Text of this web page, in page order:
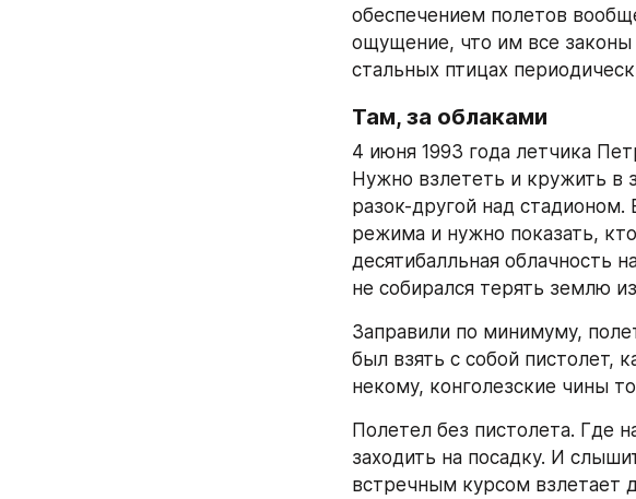
обеспечением полетов
ощущение, что им все законы
стальных птицах
Там, за облаками
4 июня 1993 года летчика
Нужно взлететь и кружить в
разок-другой над
режима и нужно показать,
десятибалльная облачность
не собирался терять землю
Заправили по минимуму,
был взять с собой пистолет,
некому, конголезские чины
Полетел без пистолета. Где
заходить на посадку. И
встречным курсом взлетает